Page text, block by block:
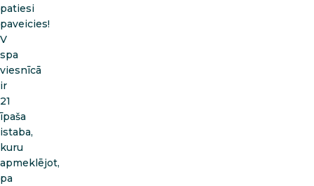
patiesi
paveicies!
V
spa
viesnīcā
ir
21
īpaša
istaba,
kuru
apmeklējot,
pa